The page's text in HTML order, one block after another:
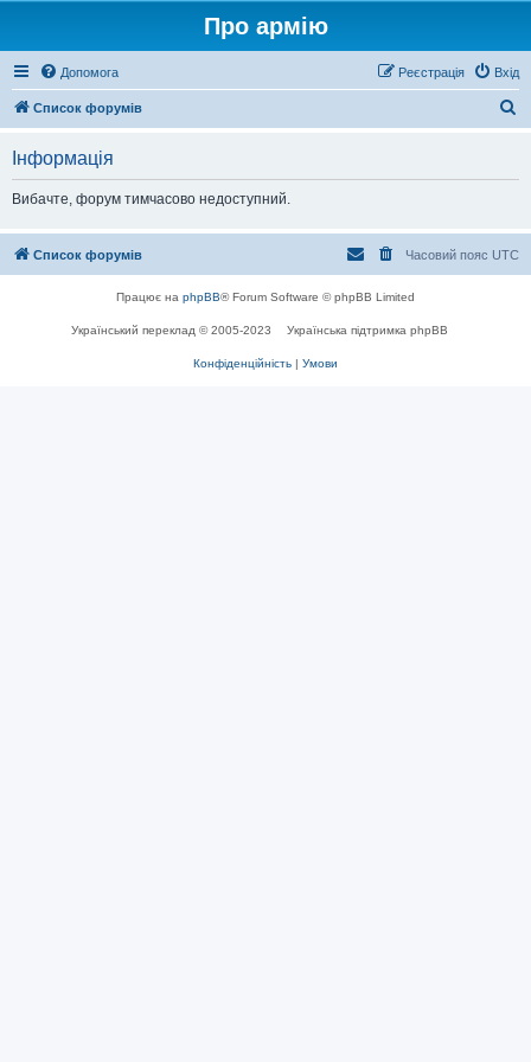
Про армію
Допомога Вхід
Реєстрація
Список форумів
Інформація
Вибачте, форум тимчасово недоступний.
Список форумів Часовий пояс UTC
Працює на phpBB® Forum Software © phpBB Limited
Український переклад © 2005-2023 Українська підтримка phpBB
Конфіденційність | Умови